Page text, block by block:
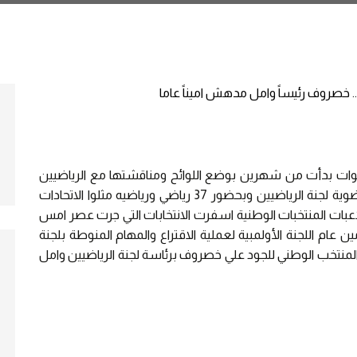
بدأت من شهرين بوضع اللوائح ومناقشتها مع الرياضيين
واقرارها بالأجماع وبعد فتح باب الترشيح لرئاسة وعضوية لجنة الرياضيين وبحضور 37 رياضي ورياضيه مثلوا الاتحادات
المنتخبات الوطنية اسفرت الانتخابات التي جرت عصر امس
اللجنة الأولمبية لعملية الاقتراع والمهام المنوطة بلجنة
الوطني للجود علي خصروف برئاسة لجنة الرياضيين وامل